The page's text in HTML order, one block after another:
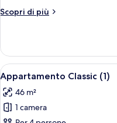
Scopri di più
Altri
Classic
(2)
Apri
tutte
le
foto
6
Appartamento Classic (1)
46 m²
1 camera